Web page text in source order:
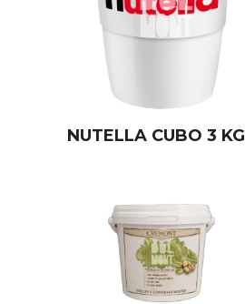
NUTELLA CUBO 3 KG